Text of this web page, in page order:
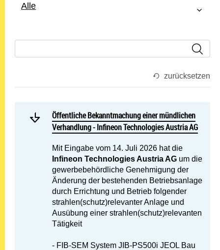
Alle
zurücksetzen
Mehr lesen: Öffentliche
Öffentliche Bekanntmachung einer mündlichen
Öffentliche Bekanntmachung einer mündlichen
Verhandlung - Infineon Technologies Austria AG
Mit Eingabe vom 14. Juli 2026 hat die
Infineon Technologies Austria AG um die
gewerbebehördliche Genehmigung der
Änderung der bestehenden Betriebsanlage
durch Errichtung und Betrieb folgender
strahlen(schutz)relevanter Anlage und
Ausübung einer strahlen(schutz)relevanten
Tätigkeit
- FIB-SEM System JIB-PS500i JEOL Bau